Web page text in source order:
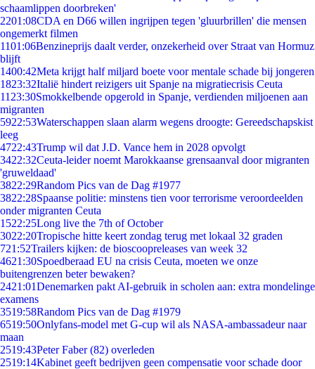
schaamlippen doorbreken'
2201:08CDA en D66 willen ingrijpen tegen 'gluurbrillen' die mensen
ongemerkt filmen
1101:06Benzineprijs daalt verder, onzekerheid over Straat van Hormuz
blijft
1400:42Meta krijgt half miljard boete voor mentale schade bij jongeren
1823:32Italië hindert reizigers uit Spanje na migratiecrisis Ceuta
11 23:30Smokkelbende opgerold in Spanje, verdienden miljoenen aan
migranten
5922:53Waterschappen slaan alarm wegens droogte: Gereedschapskist
leeg
4722:43Trump wil dat J.D. Vance hem in 2028 opvolgt
3422:32Ceuta-leider noemt Marokkaanse grensaanval door migranten
'gruweldaad'
3822:29Random Pics van de Dag #1977
3822:28Spaanse politie: minstens tien voor terrorisme veroordeelden
onder migranten Ceuta
1522:25Long live the 7th of October
3022:20Tropische hitte keert zondag terug met lokaal 32 graden
721:52Trailers kijken: de bioscoopreleases van week 32
4621:30Spoedberaad EU na crisis Ceuta, moeten we onze
buitengrenzen beter bewaken?
2421:01Denemarken pakt AI-gebruik in scholen aan: extra mondelinge
examens
3519:58Random Pics van de Dag #1979
6519:50Onlyfans-model met G-cup wil als NASA-ambassadeur naar
maan
2519:43Peter Faber (82) overleden
2519:14Kabinet geeft bedrijven geen compensatie voor schade door